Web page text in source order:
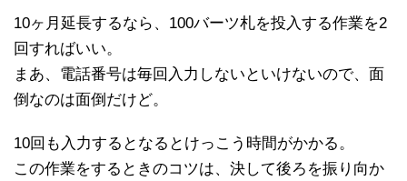
10ヶ月延長するなら、100バーツ札を投入する作業を2
回すればいい。
まあ、電話番号は毎回入力しないといけないので、面
倒なのは面倒だけど。
10回も入力するとなるとけっこう時間がかかる。
この作業をするときのコツは、決して後ろを振り向か